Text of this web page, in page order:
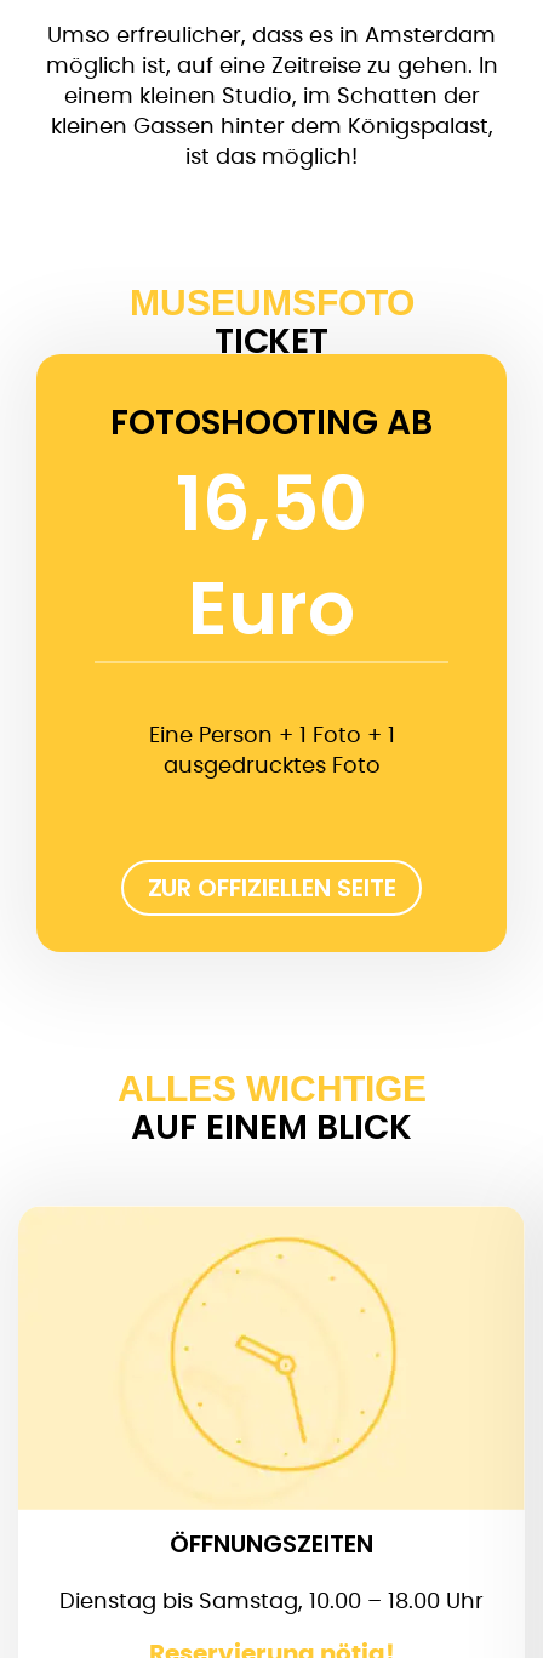
Umso erfreulicher, dass es in Amsterdam
möglich ist, auf eine Zeitreise zu gehen. In
einem kleinen Studio, im Schatten der
kleinen Gassen hinter dem Königspalast,
ist das möglich!
MUSEUMSFOTO
TICKET
FOTOSHOOTING AB
16,50
Euro
Eine Person + 1 Foto + 1
ausgedrucktes Foto
ZUR OFFIZIELLEN SEITE
ALLES WICHTIGE
AUF EINEM BLICK
ÖFFNUNGSZEITEN
Dienstag bis Samstag, 10.00 – 18.00 Uhr
ÖFFNUNGSZEITEN
Achtung:
Reservierung nötig.
Bei einer Reservierung für mind. 4 Personen sind
Termine auch bis 21.00 Uhr möglich